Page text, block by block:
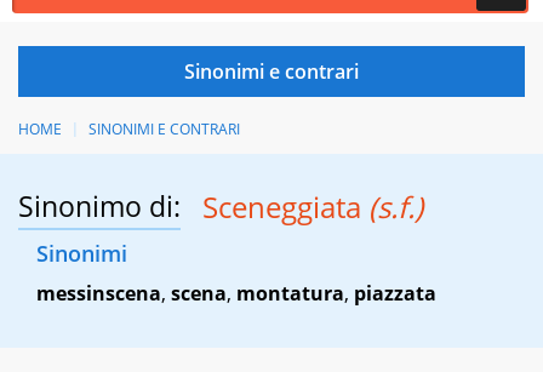
HOME SINONIMI E CONTRARI
Sinonimo di: Sceneggiata (s.f.)
Sinonimi
messinscena, scena, montatura, piazzata